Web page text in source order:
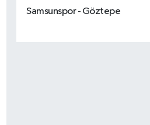
Samsunspor - Göztepe